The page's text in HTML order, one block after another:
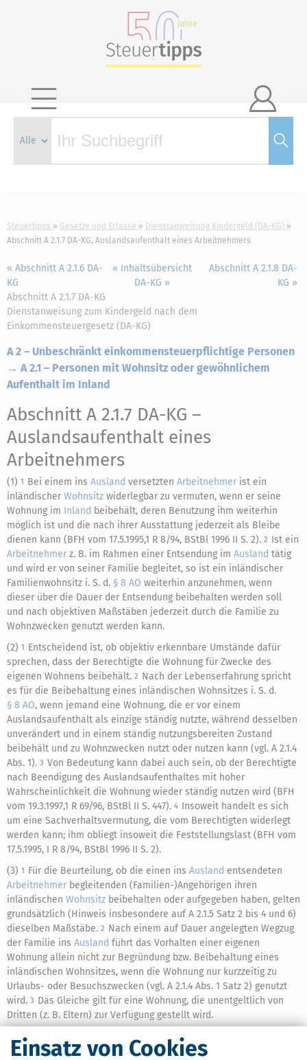
Einsatz von Cookies

Steuertipps Gesetze und Erlasse
Dienstanweisung Kindergeld (DA-KG)
Abschnitt A 2.1.7 DA-KG, Auslandsaufenthalt eines Arbeitnehmers
« Abschnitt A 2.1.6 DA-
KG
« Inhaltsübersicht
DA-KG »
Abschnitt A 2.1.8 DA-
KG »
Abschnitt A 2.1.7 DA-KG
Dienstanweisung zum Kindergeld nach dem
Einkommensteuergesetz (DA-KG)
A 2 – Unbeschränkt einkommensteuerpflichtige Personen
→ A 2.1 – Personen mit Wohnsitz oder gewöhnlichem
Aufenthalt im Inland
Abschnitt A 2.1.7 DA-KG –
Auslandsaufenthalt eines
Arbeitnehmers
(1) 1 Bei einem ins Ausland versetzten Arbeitnehmer ist ein
inländischer Wohnsitz widerlegbar zu vermuten, wenn er seine
Wohnung im Inland beibehält, deren Benutzung ihm weiterhin
möglich ist und die nach ihrer Ausstattung jederzeit als Bleibe
dienen kann (BFH vom 17.5.1995,1 R 8/94, BStBl 1996 II S. 2). 2 Ist ein
Arbeitnehmer z. B. im Rahmen einer Entsendung im Ausland tätig
und wird er von seiner Familie begleitet, so ist ein inländischer
Familienwohnsitz i. S. d. § 8 AO weiterhin anzunehmen, wenn
dieser über die Dauer der Entsendung beibehalten werden soll
und nach objektiven Maßstäben jederzeit durch die Familie zu
Wohnzwecken genutzt werden kann.
(2) 1 Entscheidend ist, ob objektiv erkennbare Umstände dafür
sprechen, dass der Berechtigte die Wohnung für Zwecke des
eigenen Wohnens beibehält. 2 Nach der Lebenserfahrung spricht
es für die Beibehaltung eines inländischen Wohnsitzes i. S. d.
§ 8 AO, wenn jemand eine Wohnung, die er vor einem
Auslandsaufenthalt als einzige ständig nutzte, während desselben
unverändert und in einem ständig nutzungsbereiten Zustand
beibehält und zu Wohnzwecken nutzt oder nutzen kann (vgl. A 2.1.4
Abs. 1). 3 Von Bedeutung kann dabei auch sein, ob der Berechtigte
nach Beendigung des Auslandsaufenthaltes mit hoher
Wahrscheinlichkeit die Wohnung wieder ständig nutzen wird (BFH
vom 19.3.1997,1 R 69/96, BStBl II S. 447). 4 Insoweit handelt es sich
um eine Sachverhaltsvermutung, die vom Berechtigten widerlegt
werden kann; ihm obliegt insoweit die Feststellungslast (BFH vom
17.5.1995, I R 8/94, BStBl 1996 II S. 2).
(3) 1 Für die Beurteilung, ob die einen ins Ausland entsendeten
Arbeitnehmer begleitenden (Familien-)Angehörigen ihren
inländischen Wohnsitz beibehalten oder aufgegeben haben, gelten
grundsätzlich (Hinweis insbesondere auf A 2.1.5 Satz 2 bis 4 und 6)
dieselben Maßstäbe. 2 Nach einem auf Dauer angelegten Wegzug
der Familie ins Ausland führt das Vorhalten einer eigenen
Wohnung allein nicht zur Begründung bzw. Beibehaltung eines
inländischen Wohnsitzes, wenn die Wohnung nur kurzzeitig zu
Urlaubs- oder Besuchszwecken (vgl. A 2.1.4 Abs. 1 Satz 2) genutzt
wird. 3 Das Gleiche gilt für eine Wohnung, die unentgeltlich von
Dritten (z. B. Eltern) zur Verfügung gestellt wird.